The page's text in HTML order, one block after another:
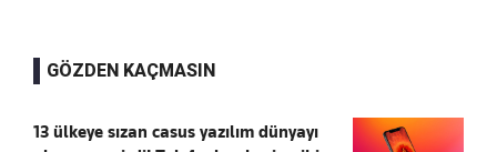
GÖZDEN KAÇMASIN
13 ülkeye sızan casus yazılım dünyayı